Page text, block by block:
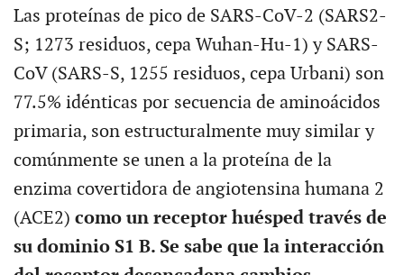
Las proteínas de pico de SARS-CoV-2 (SARS2-
S; 1273 residuos, cepa Wuhan-Hu-1) y SARS-
CoV (SARS-S, 1255 residuos, cepa Urbani) son
77.5% idénticas por secuencia de aminoácidos
primaria, son estructuralmente muy similar y
comúnmente se unen a la proteína de la
enzima covertidora de angiotensina humana 2
(ACE2) como un receptor huésped través de
su dominio S1 B. Se sabe que la interacción